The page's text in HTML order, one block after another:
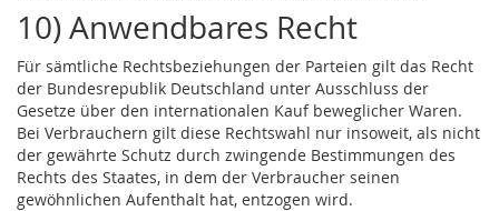
10) Anwendbares Recht
Für sämtliche Rechtsbeziehungen der Parteien gilt das Recht
der Bundesrepublik Deutschland unter Ausschluss der
Gesetze über den internationalen Kauf beweglicher Waren.
Bei Verbrauchern gilt diese Rechtswahl nur insoweit, als nicht
der gewährte Schutz durch zwingende Bestimmungen des
Rechts des Staates, in dem der Verbraucher seinen
gewöhnlichen Aufenthalt hat, entzogen wird.